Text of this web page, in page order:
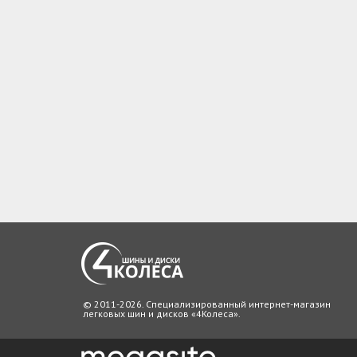
© 2011-2026. Специализированный интернет-магазин
легковых шин и дисков «4Колеса».